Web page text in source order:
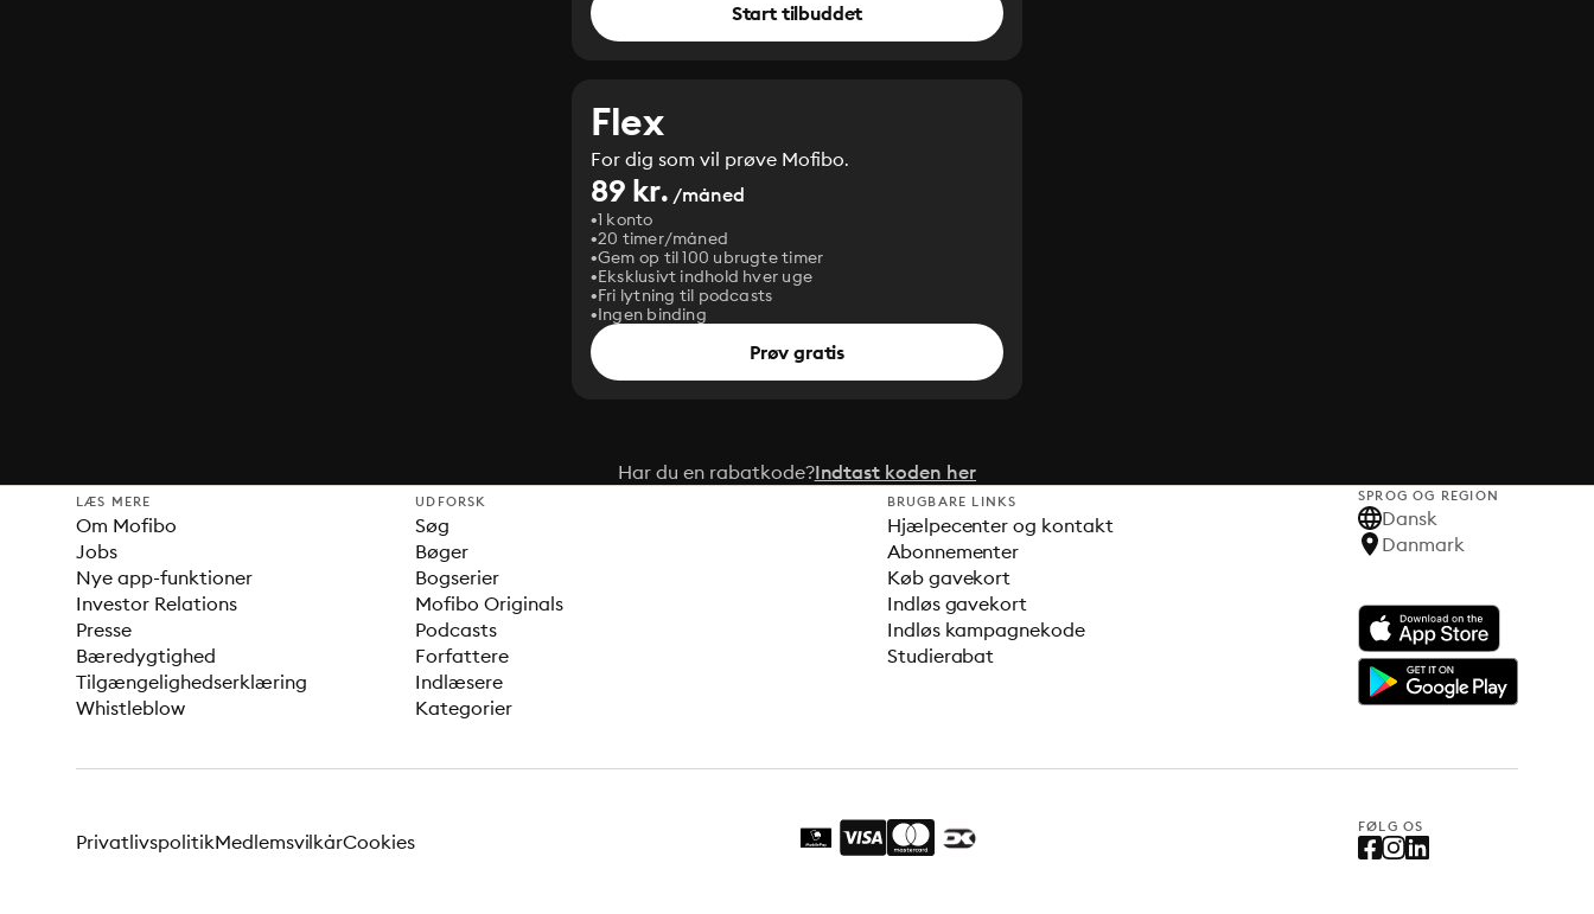
Start tilbuddet
Flex
For dig som vil prøve Mofibo.
89 kr. /måned
1 konto
20 timer/måned
Gem op til 100 ubrugte timer
Eksklusivt indhold hver uge
Fri lytning til podcasts
Ingen binding
Prøv gratis
Har du en rabatkode?Indtast koden her
LÆS MERE
Om Mofibo
Jobs
Nye app-funktioner
Investor Relations
Presse
Bæredygtighed
Tilgængelighedserklæring
Whistleblow
UDFORSK
Søg
Bøger
Bogserier
Mofibo Originals
Podcasts
Forfattere
Indlæsere
Kategorier
BRUGBARE LINKS
Hjælpecenter og kontakt
Abonnementer
Køb gavekort
Indløs gavekort
Indløs kampagnekode
Studierabat
SPROG OG REGION
Dansk
Danmark
FØLG OS
PrivatlivspolitikMedlemsvilkårCookies